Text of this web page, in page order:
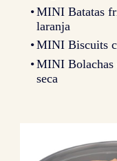
MINI Batatas
laranja
MINI Biscuits
MINI Bolachas
seca